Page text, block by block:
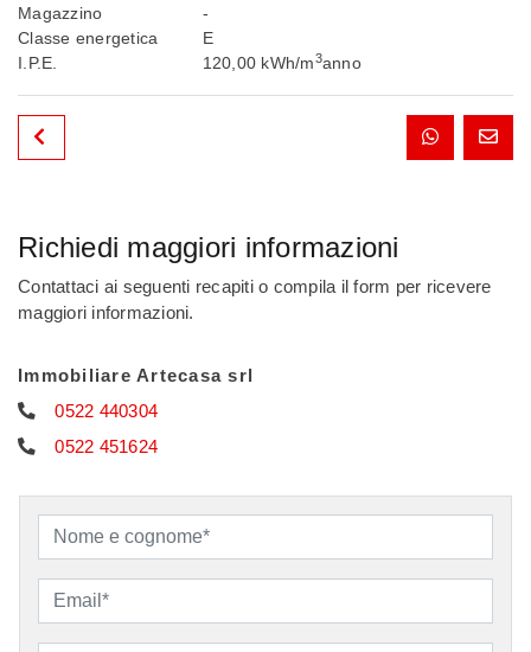
Magazzino
-
Classe energetica
E
I.P.E.
120,00 kWh/m3anno
Richiedi maggiori informazioni
Contattaci ai seguenti recapiti o compila il form per ricevere
maggiori informazioni.
Immobiliare Artecasa srl
0522 440304
0522 451624